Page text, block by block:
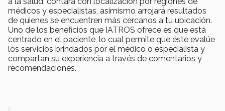
médicos y especialistas, asimismo arrojará resultados
de quienes se encuentren más cercanos a tu ubicación.
Uno de los beneficios que IATROS ofrece es que está
centrado en el paciente, lo cual permite que éste evalúe
los servicios brindados por el médico o especialista y
compartan su experiencia a través de comentarios y
recomendaciones.